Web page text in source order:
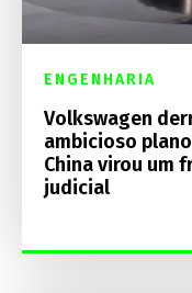
ENGENHARIA
Volkswagen
ambicioso
China virou um
judicial